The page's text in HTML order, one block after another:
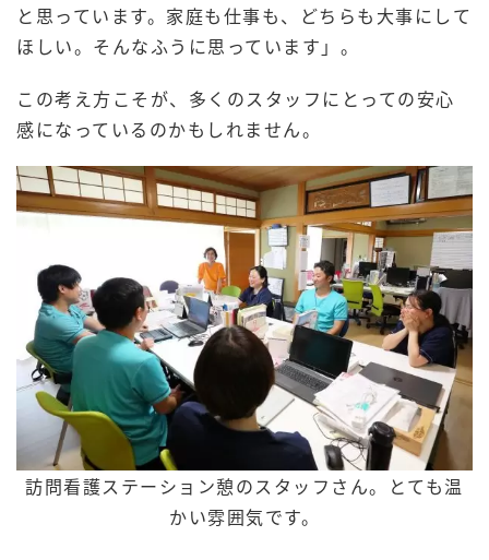
と思っています。家庭も仕事も、どちらも大事にして
ほしい。そんなふうに思っています」。
この考え方こそが、多くのスタッフにとっての安心
感になっているのかもしれません。
訪問看護ステーション憩のスタッフさん。とても温
かい雰囲気です。